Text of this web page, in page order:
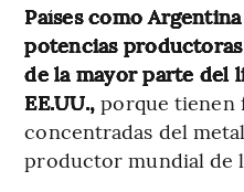
Países como
potencias
de la mayor parte del
EE.UU.,porque tienen
concentradas del
productor mundial de